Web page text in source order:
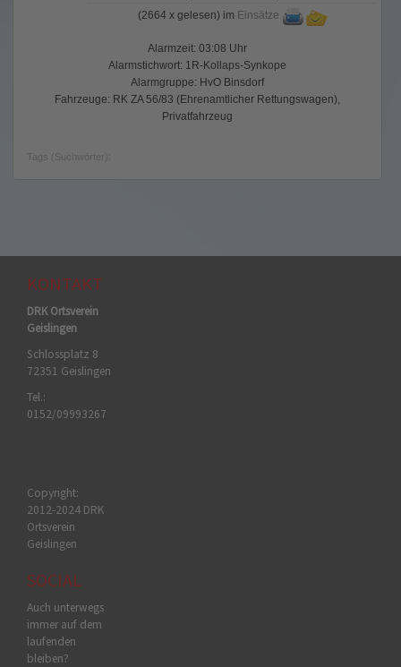
(2664 x gelesen) im Einsätze
Alarmzeit: 03:08 Uhr
Alarmstichwort: 1R-Kollaps-Synkope
Alarmgruppe: HvO Binsdorf
Fahrzeuge: RK ZA 56/83 (Ehrenamtlicher Rettungswagen),
Privatfahrzeug
Tags (Suchwörter):
KONTAKT
DRK Ortsverein
Geislingen
Schlossplatz 8
72351 Geislingen
Tel.:
0152/09993267
Copyright:
2012-2024 DRK
Ortsverein
Geislingen
SOCIAL
Auch unterwegs
immer auf dem
laufenden
bleiben?